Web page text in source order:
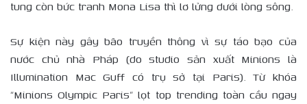
tung còn bức tranh Mona Lisa thì lơ lửng dưới lòng sông.
Sự kiện này gây bão truyền thông vì sự táo bạo của
nước chủ nhà Pháp (do studio sản xuất Minions là
Illumination Mac Guff có trụ sở tại Paris). Từ khóa
“Minions Olympic Paris” lọt top trending toàn cầu ngay